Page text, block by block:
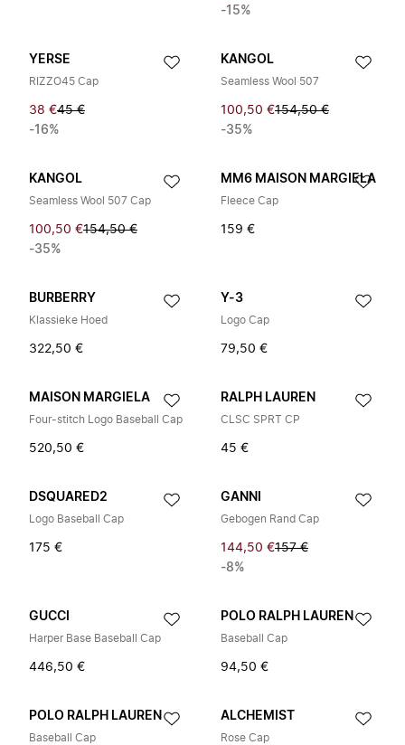
-15%
YERSE
RIZZO45 Cap
38 €45 €
-16%
KANGOL
Seamless Wool 507
100,50 €154,50 €
-35%
KANGOL
Seamless Wool 507 Cap
100,50 €154,50 €
-35%
MM6 MAISON MARGIELA
Fleece Cap
159 €
BURBERRY
Klassieke Hoed
322,50 €
Y-3
Logo Cap
79,50 €
MAISON MARGIELA
Four-stitch Logo Baseball Cap
520,50 €
RALPH LAUREN
CLSC SPRT CP
45 €
DSQUARED2
Logo Baseball Cap
175 €
GANNI
Gebogen Rand Cap
144,50 €157 €
-8%
GUCCI
Harper Base Baseball Cap
446,50 €
POLO RALPH LAUREN
Baseball Cap
94,50 €
POLO RALPH LAUREN
Baseball Cap
ALCHEMIST
Rose Cap